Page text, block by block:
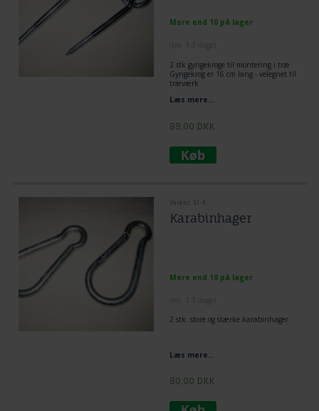
Mere end 10 på lager
2 stk gyngekroge til montering i træ
Gyngekrog er 16 cm lang - velegnet til
træværk
1 cm diameter
Læs mere...
89,00 DKK
Varenr. 51-K
Karabinhager
Mere end 10 på lager
2 stk. store og stærke karabinhager.
Læs mere...
80,00 DKK